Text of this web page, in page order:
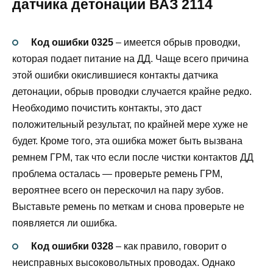
датчика детонации ВАЗ 2114
Код ошибки 0325– имеется обрыв проводки,
которая подает питание на ДД. Чаще всего причина
этой ошибки окислившиеся контакты датчика
детонации, обрыв проводки случается крайне редко.
Необходимо почистить контакты, это даст
положительный результат, по крайней мере хуже не
будет. Кроме того, эта ошибка может быть вызвана
ремнем ГРМ, так что если после чистки контактов ДД
проблема осталась — проверьте ремень ГРМ,
вероятнее всего он перескочил на пару зубов.
Выставьте ремень по меткам и снова проверьте не
появляется ли ошибка.
Код ошибки 0328– как правило, говорит о
неисправных высоковольтных проводах. Однако